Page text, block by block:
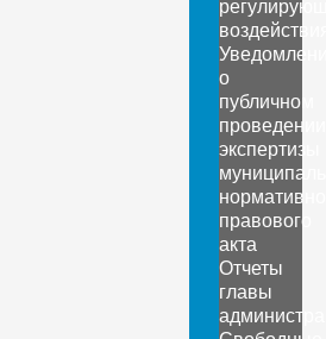
о
публичном
проведении
экспертизы
правового
акта
Отчеты
главы